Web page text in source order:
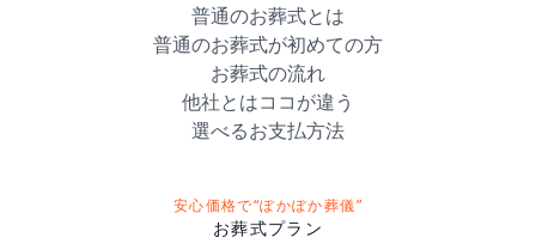
普通のお葬式とは
普通のお葬式が初めての方
お葬式の流れ
他社とはココが違う
選べるお支払方法
安心価格で“ぽかぽか葬儀”
お葬式プラン